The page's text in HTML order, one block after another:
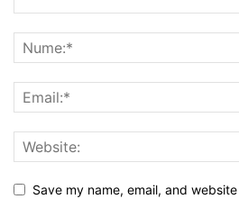
Save my name, email, and